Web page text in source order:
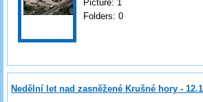
Picture: 1
Folders: 0
Nedělní let nad zasněžené Krušné hory -